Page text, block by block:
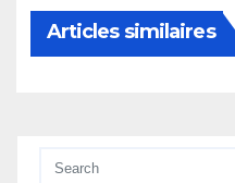
Articles similaires